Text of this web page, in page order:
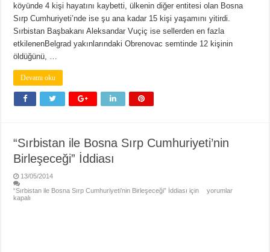
köyünde 4 kişi hayatını kaybetti, ülkenin diğer entitesi olan Bosna
Sırp Cumhuriyeti’nde ise şu ana kadar 15 kişi yaşamını yitirdi.
Sırbistan Başbakanı Aleksandar Vuçiç ise sellerden en fazla
etkilenenBelgrad yakınlarındaki Obrenovac semtinde 12 kişinin
öldüğünü, …
Devamı oku
“Sırbistan ile Bosna Sırp Cumhuriyeti’nin
Birleşeceği” İddiası
13/05/2014
“Sırbistan ile Bosna Sırp Cumhuriyeti’nin Birleşeceği” İddiası için
yorumlar
kapalı